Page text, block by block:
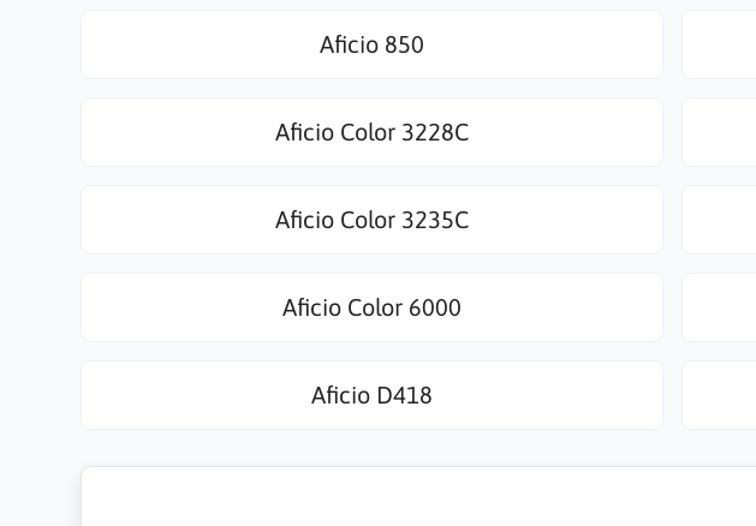
Aficio 850
Aficio Color 3228C
Aficio Color 3235C
Aficio Color 6000
Aficio D418